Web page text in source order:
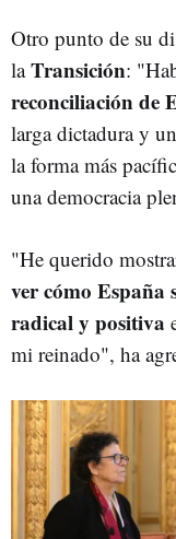
Otro punto de su
laTransición:
reconciliación de
larga dictadura y
la forma más
una democracia
"He querido
ver cómo España
radical y positiva
mi reinado", ha